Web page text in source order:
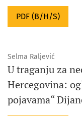
PDF (B/H/S)
Selma Raljević
U traganju za
Hercegovina:
pojavama“